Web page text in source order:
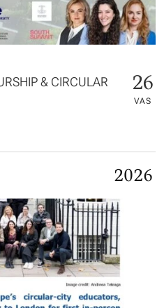
& CIRCULAR
26
VAS
2026